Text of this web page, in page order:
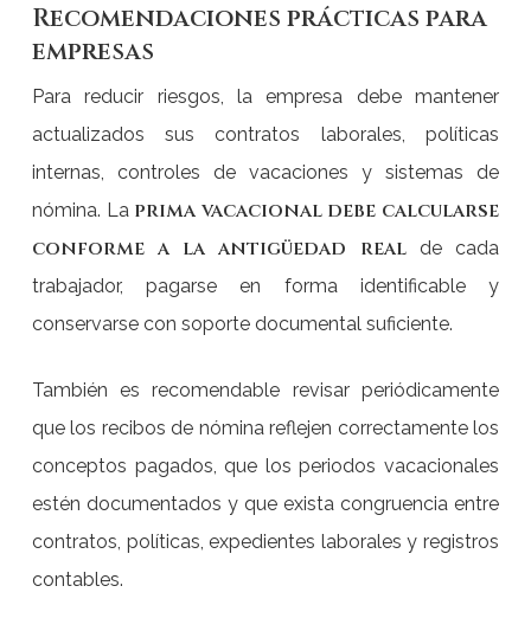
Recomendaciones prácticas para
empresas
Para reducir riesgos, la empresa debe mantener
actualizados sus contratos laborales, políticas
internas, controles de vacaciones y sistemas de
nómina. La prima vacacional debe calcularse
conforme a la antigüedad realde cada
trabajador, pagarse en forma identificable y
conservarse con soporte documental suficiente.
También es recomendable revisar periódicamente
que los recibos de nómina reflejen correctamente los
conceptos pagados, que los periodos vacacionales
estén documentados y que exista congruencia entre
contratos, políticas, expedientes laborales y registros
contables.